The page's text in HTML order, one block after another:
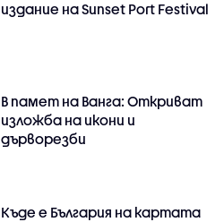
издание на Sunset Port Festival
В памет на Ванга: Откриват
изложба на икони и
дърворезби
Къде е България на картата